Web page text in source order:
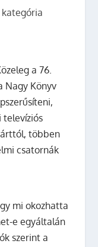
kategória
a 76.
Nagy Könyv
televíziós
többen
csatornák
mi okozhatta
e egyáltalán
szerint a